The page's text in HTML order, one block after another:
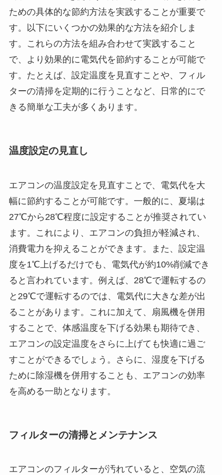
ための具体的な節約方法を実践することが重要で
す。以下にいくつかの効果的な方法を紹介しま
す。これらの方法を組み合わせて実践すること
で、より効果的に電気代を節約することが可能で
す。たとえば、設定温度を見直すことや、フィル
ターの清掃を定期的に行うことなど、日常的にで
きる簡単な工夫が多くあります。
温度設定の見直し
エアコンの温度設定を見直すことで、電気代を大
幅に節約することが可能です。一般的に、夏場は
27℃から28℃程度に設定することが推奨されてい
ます。これにより、エアコンの負担が軽減され、
消費電力を抑えることができます。また、設定温
度を1℃上げるだけでも、電気代が約10%削減でき
ると言われています。例えば、28℃で運転するの
と29℃で運転するのでは、電気代に大きな差が出
ることがあります。これに加えて、扇風機を併用
することで、体感温度を下げる効果も期待でき、
エアコンの設定温度をさらに上げても快適に過ご
すことができるでしょう。さらに、湿度を下げる
ために除湿機を併用することも、エアコンの効率
を高める一助となります。
フィルターの清掃とメンテナンス
エアコンのフィルターが汚れていると、空気の流